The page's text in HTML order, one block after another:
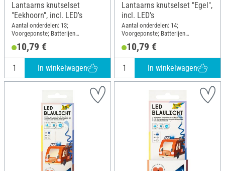
Lantaarns knutselset
"Eekhoorn", incl. LED's
Aantal onderdelen: 13;
Voorgeponste; Batterijen
Breedte: 6 cm; Hoogte: 19 cm;
Materiaal: Papier, Hout, Metaal,
Kunststof
10,79 €
In winkelwagen
Lantaarns knutselset "Egel",
incl. LED's
Aantal onderdelen: 14;
Voorgeponste; Batterijen
(buiten): 19 cm; Materiaal: Papier,
Hout, Metaal, Kunststof
10,79 €
In winkelwagen